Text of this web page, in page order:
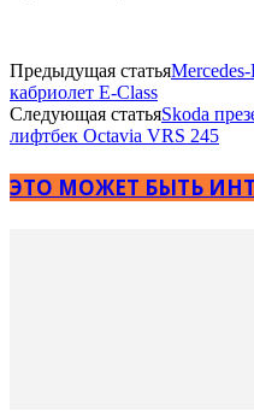
Предыдущая статья
кабриолет E-Class
Следующая статьяSkoda
лифтбек Octavia VRS 245
ЭТО МОЖЕТ БЫТЬ